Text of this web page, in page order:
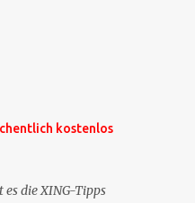
kostenlos
die XING-Tipps